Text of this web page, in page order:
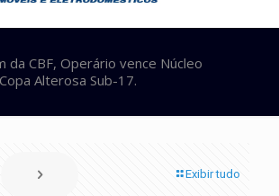
da CBF, Operário vence Núcleo
Alterosa Sub-17.
Exibir tudo